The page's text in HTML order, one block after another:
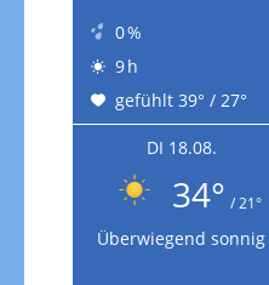
0 %
9 h
gefühlt 39° / 27°
DI 18.08.
34° / 21°
Überwiegend sonnig